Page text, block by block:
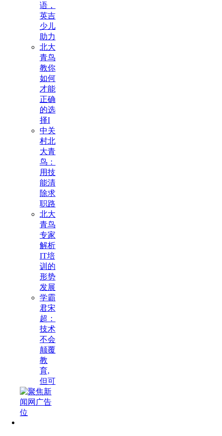
语，
英吉
少儿
助力
北大
青鸟
教你
如何
才能
正确
的选
择I
中关
村北
大青
鸟：
用技
能清
除求
职路
北大
青鸟
专家
解析
IT培
训的
形势
发展
学霸
君宋
超：
技术
不会
颠覆
教
育,
但可